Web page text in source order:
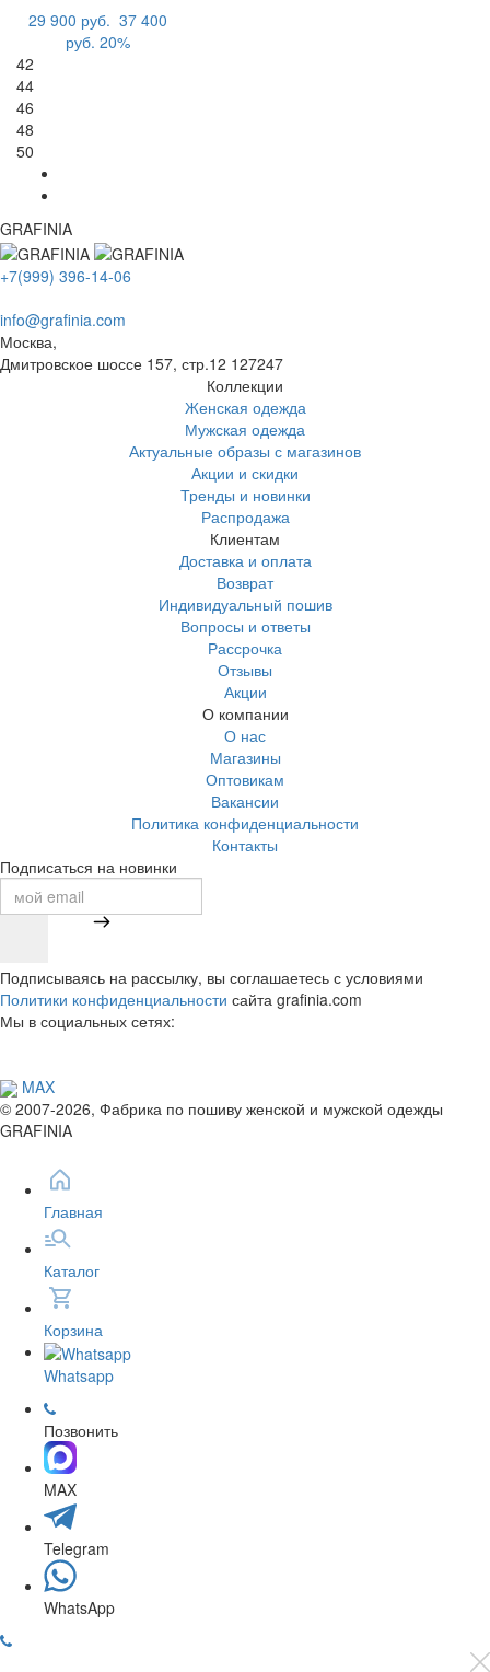
29 900 руб. 37 400
руб. 20%
42
44
46
48
50
GRAFINIA
+7(999) 396-14-06
info@grafinia.com
Москва,
Дмитровское шоссе 157, стр.12 127247
Коллекции
Женская одежда
Мужская одежда
Актуальные образы с магазинов
Акции и скидки
Тренды и новинки
Распродажа
Клиентам
Доставка и оплата
Возврат
Индивидуальный пошив
Вопросы и ответы
Рассрочка
Отзывы
Акции
О компании
О нас
Магазины
Оптовикам
Вакансии
Политика конфиденциальности
Контакты
Подписаться на новинки
Подписываясь на рассылку, вы соглашаетесь с условиями
Политики конфиденциальности сайта grafinia.com
Мы в социальных сетях:
MAX
© 2007-2026, Фабрика по пошиву женской и мужской одежды
GRAFINIA
Главная
Каталог
Корзина
Whatsapp
Позвонить
MAX
Telegram
WhatsApp